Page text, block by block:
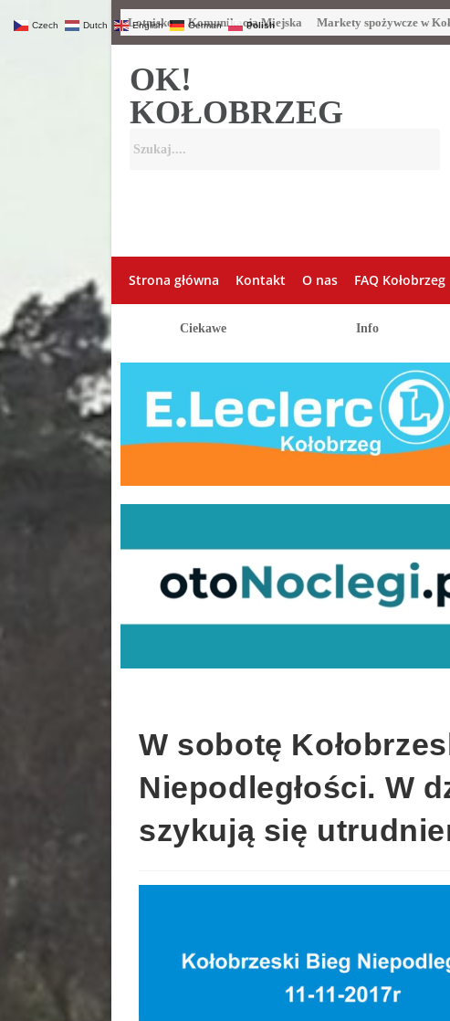
Lotnisko Komunikacja Miejska Markety spożywcze w
OK!
KOŁOBRZEG
Strona główna Kontakt O nas FAQ Kołobrzeg
Ciekawe Info
W sobotę
Niepodległości. W
szykują się
Czech Dutch English German Polish